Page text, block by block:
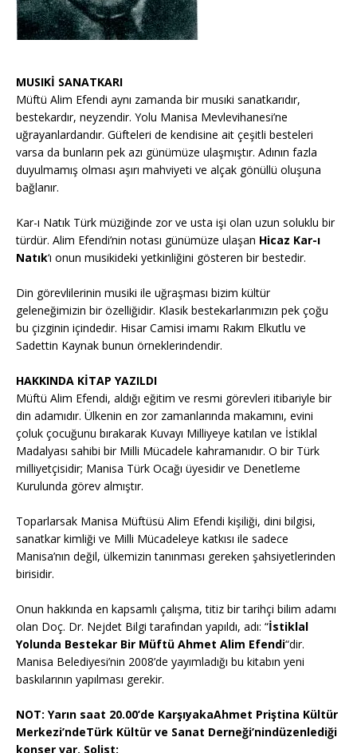
MUSIKİ SANATKARI
Müftü Alim Efendi aynı zamanda bir musıki sanatkarıdır,
bestekardır, neyzendir. Yolu Manisa Mevlevihanesi’ne
uğrayanlardandır. Güfteleri de kendisine ait çeşitli besteleri
varsa da bunların pek azı günümüze ulaşmıştır. Adının fazla
duyulmamış olması aşırı mahviyeti ve alçak gönüllü oluşuna
bağlanır.
Kar-ı Natık Türk müziğinde zor ve usta işi olan uzun soluklu bir
türdür. Alim Efendi’nin notası günümüze ulaşan Hicaz Kar-ı
Natık‘ı onun musikideki yetkinliğini gösteren bir bestedir.
Din görevlilerinin musiki ile uğraşması bizim kültür
geleneğimizin bir özelliğidir. Klasik bestekarlarımızın pek çoğu
bu çizginin içindedir. Hisar Camisi imamı Rakım Elkutlu ve
Sadettin Kaynak bunun örneklerindendir.
HAKKINDA KİTAP YAZILDI
Müftü Alim Efendi, aldığı eğitim ve resmi görevleri itibariyle bir
din adamıdır. Ülkenin en zor zamanlarında makamını, evini
çoluk çocuğunu bırakarak Kuvayı Milliyeye katılan ve İstiklal
Madalyası sahibi bir Milli Mücadele kahramanıdır. O bir Türk
milliyetçisidir; Manisa Türk Ocağı üyesidir ve Denetleme
Kurulunda görev almıştır.
Toparlarsak Manisa Müftüsü Alim Efendi kişiliği, dini bilgisi,
sanatkar kimliği ve Milli Mücadeleye katkısı ile sadece
Manisa’nın değil, ülkemizin tanınması gereken şahsiyetlerinden
birisidir.
Onun hakkında en kapsamlı çalışma, titiz bir tarihçi bilim adamı
olan Doç. Dr. Nejdet Bilgi tarafından yapıldı, adı: “İstiklal
Yolunda Bestekar Bir Müftü Ahmet Alim Efendi“dir.
Manisa Belediyesi’nin 2008’de yayımladığı bu kitabın yeni
baskılarının yapılması gerekir.
NOT: Yarın saat 20.00’de KarşıyakaAhmet Priştina Kültür
Merkezi’ndeTürk Kültür ve Sanat Derneği’nindüzenlediği
konser var. Solist: